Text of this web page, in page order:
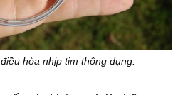
hòa nhịp tim thông dụng.